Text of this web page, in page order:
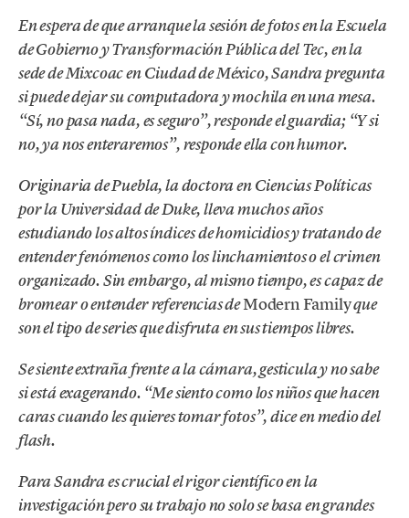
En espera de que arranque la sesión de fotos en la Escuela
de Gobierno y Transformación Pública del Tec, en la
sede de Mixcoac en Ciudad de México, Sandra pregunta
si puede dejar su computadora y mochila en una mesa.
“Sí, no pasa nada, es seguro”, responde el guardia; “Y si
no, ya nos enteraremos”, responde ella con humor.
Originaria de Puebla, la doctora en Ciencias Políticas
por la Universidad de Duke, lleva muchos años
estudiando los altos índices de homicidios y tratando de
entender fenómenos como los linchamientos o el crimen
organizado. Sin embargo, al mismo tiempo, es capaz de
bromear o entender referencias deModern Familyque
son el tipo de series que disfruta en sus tiempos libres.
Se siente extraña frente a la cámara, gesticula y no sabe
si está exagerando. “Me siento como los niños que hacen
caras cuando les quieres tomar fotos”, dice en medio del
flash.
Para Sandra es crucial el rigor científico en la
investigación pero su trabajo no solo se basa en grandes